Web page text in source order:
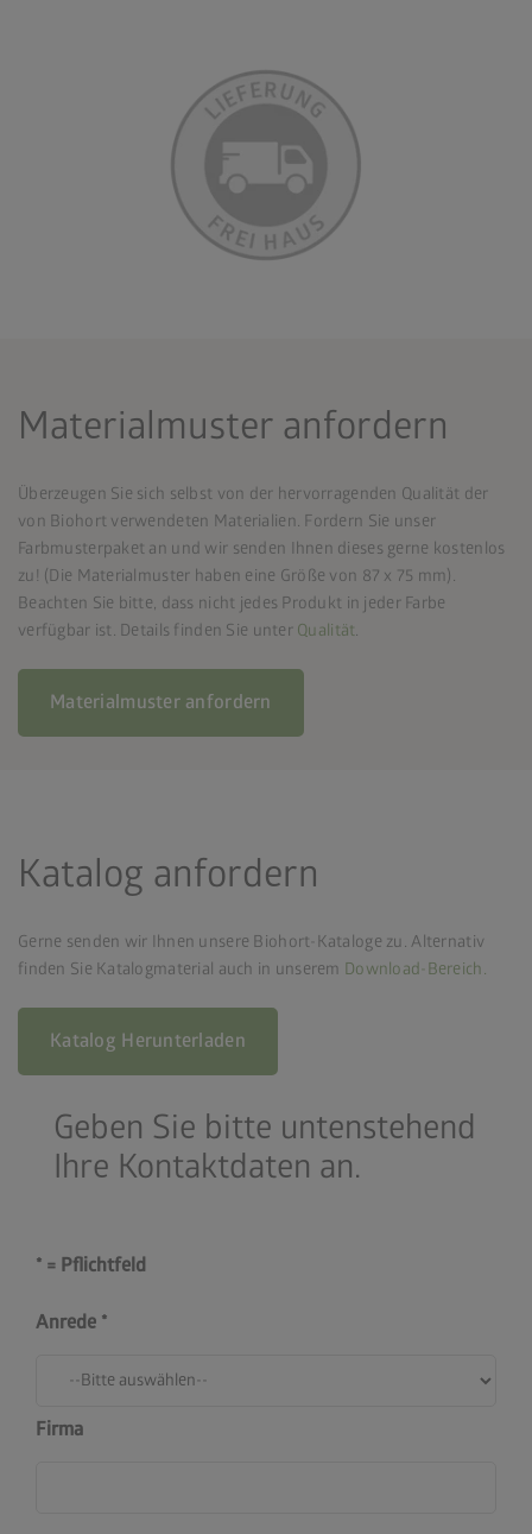
Materialmuster anfordern
Überzeugen Sie sich selbst von der hervorragenden Qualität der
von Biohort verwendeten Materialien. Fordern Sie unser
Farbmusterpaket an und wir senden Ihnen dieses gerne kostenlos
zu! (Die Materialmuster haben eine Größe von 87 x 75 mm).
Beachten Sie bitte, dass nicht jedes Produkt in jeder Farbe
verfügbar ist. Details finden Sie unter Qualität.
Materialmuster anfordern
Katalog anfordern
Gerne senden wir Ihnen unsere Biohort-Kataloge zu. Alternativ
finden Sie Katalogmaterial auch in unserem Download-Bereich.
Katalog Herunterladen
Geben Sie bitte untenstehend
Ihre Kontaktdaten an.
* = Pflichtfeld
Anrede
Firma